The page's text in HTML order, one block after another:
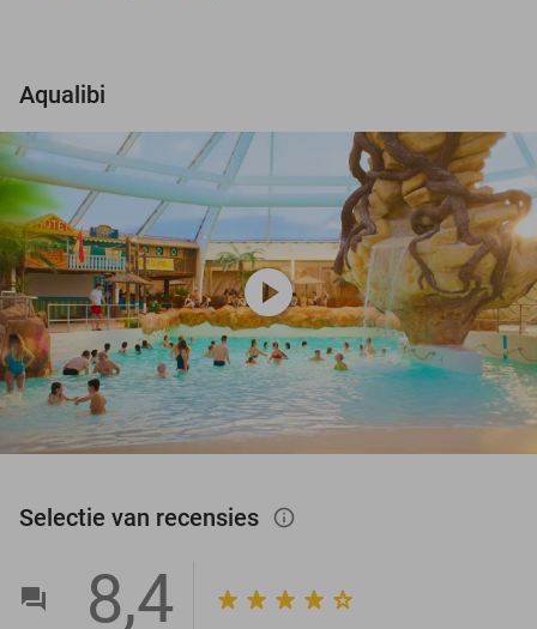
Aqualibi
play_circle
Selectie van recensies info_outlined
8,4